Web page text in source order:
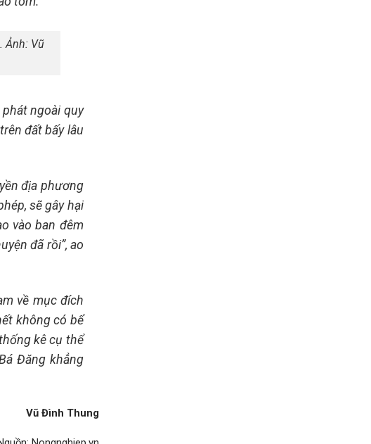
Ảnh: Vũ
ngoài quy
đất bấy lâu
địa phương
sẽ gây hại
vào ban đêm
đã rồi”, ao
về mục đích
không có bể
kê cụ thể
Đăng khẳng
Vũ Đình Thung